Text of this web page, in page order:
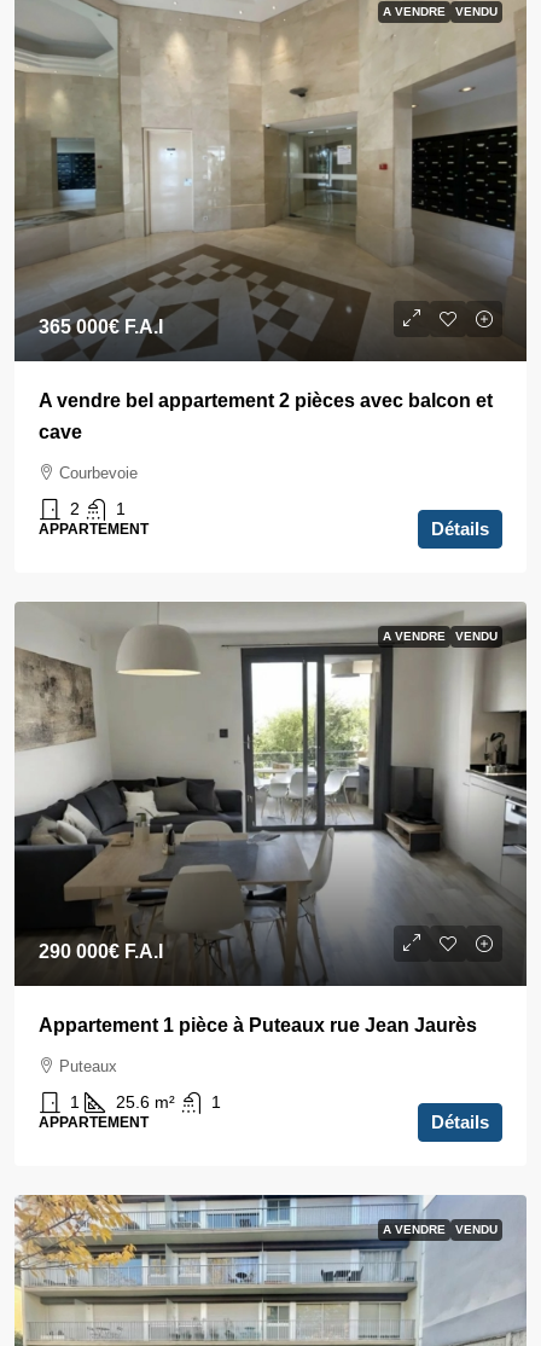
A VENDRE VENDU
365 000€ F.A.I
A vendre bel appartement 2 pièces avec balcon et
cave
Courbevoie
2 1
APPARTEMENT Détails
A VENDRE VENDU
290 000€ F.A.I
Appartement 1 pièce à Puteaux rue Jean Jaurès
Puteaux
1 25.6 m² 1
APPARTEMENT Détails
A VENDRE VENDU